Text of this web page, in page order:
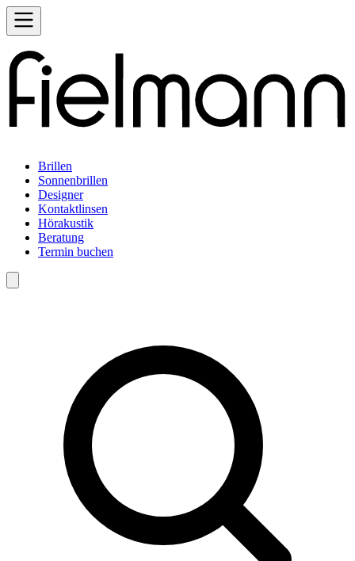
Brillen
Sonnenbrillen
Designer
Kontaktlinsen
Hörakustik
Beratung
Termin buchen